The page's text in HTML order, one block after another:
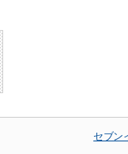
セブン